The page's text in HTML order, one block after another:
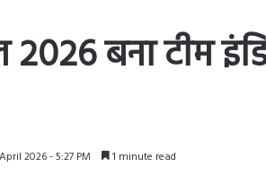
बना टीम
2026 - 5:27 PM 1 minute read